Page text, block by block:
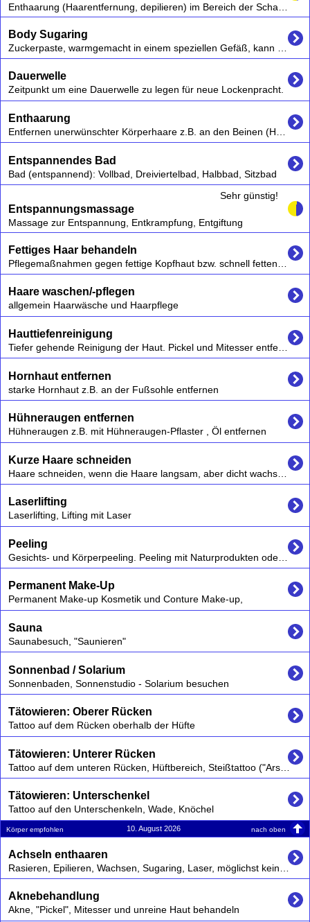
Body Sugaring
Dauerwelle
Zeitpunkt um eine Dauerwelle zu legen für neue Lockenpracht.
Enthaarung
Entspannendes Bad
Bad (entspannend): Vollbad, Dreiviertelbad, Halbbad, Sitzbad
Entspannungsmassage
Sehr günstig!
Massage zur Entspannung, Entkrampfung, Entgiftung
Fettiges Haar behandeln
Haare waschen/-pflegen
allgemein Haarwäsche und Haarpflege
Hauttiefenreinigung
Hornhaut entfernen
starke Hornhaut z.B. an der Fußsohle entfernen
Hühneraugen entfernen
Hühneraugen z.B. mit Hühneraugen-Pflaster , Öl entfernen
Kurze Haare schneiden
Laserlifting
Laserlifting, Lifting mit Laser
Peeling
Permanent Make-Up
Permanent Make-up Kosmetik und Conture Make-up,
Sauna
Saunabesuch, "Saunieren"
Sonnenbad / Solarium
Sonnenbaden, Sonnenstudio - Solarium besuchen
Tätowieren: Oberer Rücken
Tattoo auf dem Rücken oberhalb der Hüfte
Tätowieren: Unterer Rücken
Tätowieren: Unterschenkel
Tattoo auf den Unterschenkeln, Wade, Knöchel
Körper empfohlen 10. August 2026 nach oben
Achseln enthaaren
Aknebehandlung
Akne, "Pickel", Mitesser und unreine Haut behandeln